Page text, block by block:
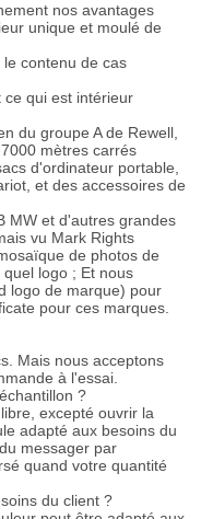
nos avantages
unique et moulé de
contenu de cas
qui est intérieur
du groupe A de Rewell,
mètres carrés
d'ordinateur portable,
et des accessoires de
MW et d'autres grandes
vu Mark Rights
de photos de
logo ; Et nous
logo de marque) pour
pour ces marques.
Mais nous acceptons
à l'essai.
?
excepté ouvrir la
adapté aux besoins du
messager par
quand votre quantité
du client ?